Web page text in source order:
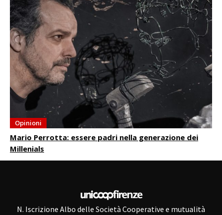
Opinioni
Mario Perrotta: essere padri nella generazione dei
Millenials
N. Iscrizione Albo delle Società Cooperative e mutualità